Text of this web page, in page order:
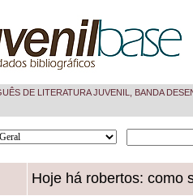
DE LITERATURA JUVENIL, BANDA
Hoje há robertos: como